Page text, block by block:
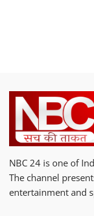
NBC 24 is one of
The channel
entertainment and